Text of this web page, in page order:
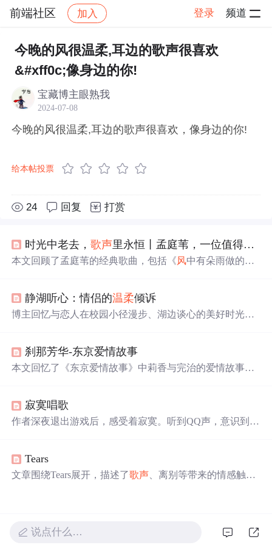
前端社区 加入 登录 频道
社区 前端社区 感慨 帖子详情
今晚的风很温柔,耳边的歌声很喜欢
&#xff0c;像身边的你!
宝藏博主眼熟我
2024-07-08
今晚的风很温柔,耳边的歌声很喜欢，像身边的你!
给本帖投票
24 回复 打赏
时光中老去，歌声里永恒丨孟庭苇，一位值得被岁月
本文回顾了孟庭苇的经典歌曲，包括《风中有朵雨做的
曲背后的情感，以及U-ONE蓝牙音箱如何提升听感体验。
静湖听心：情侣的温柔倾诉
博主回忆与恋人在校园小径漫步、湖边谈心的美好时光。
等未来生活，画面温馨美好。
刹那芳华-东京爱情故事
本文回忆了《东京爱情故事》中莉香与完治的爱情故事，
作者感慨年轻相爱要
寂寞唱歌
作者深夜退出游戏后，感受着寂寞。听到QQ声，意识到网
爱的复杂情感。
Tears
文章围绕Tears展开，描述了歌声、离别等带来的情感触
说点什么…